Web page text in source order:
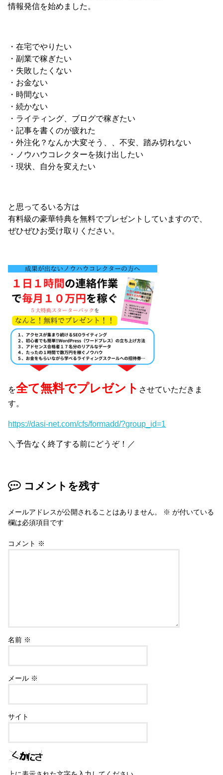
情報発信を始めました。
・在宅でやりたい
・副業で稼ぎたい
・失敗したくない
・お金ない
・時間ない
・続かない
・ライティング、ブログで稼ぎたい
・記事を書くのが疲れた
・外注化？なんか大変そう、、不安、踏み切れない
・ノウハウコレクターを抜け出したい
・現状、自分を変えたい
と思ってるいる方は
有料級の豪華特典を無料でプレゼントしていますので、
ぜひぜひお受け取りください。
を全て無料でプレゼント させていただきま
す。
https://dasi-net.com/cfs/formadd/?group_id=1
＼予告なく終了する前にどうぞ！／
コメントを残す
メールアドレスが公開されることはありません。 ※ が付いている
欄は必須項目です
コメント ※
名前 ※
メール ※
サイト